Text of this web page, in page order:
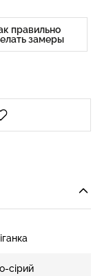
правильно
замеры
сірий